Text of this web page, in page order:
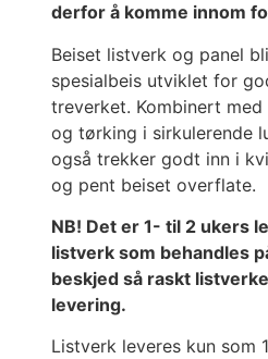
derfor å komme innom
Beiset listverk og panel
spesialbeis utviklet for
treverket. Kombinert
og tørking i sirkulerende
også trekker godt inn i
og pent beiset overflate.
NB! Det er 1- til 2 ukers
listverk som behandles
beskjed så raskt
levering.
Listverk leveres kun som